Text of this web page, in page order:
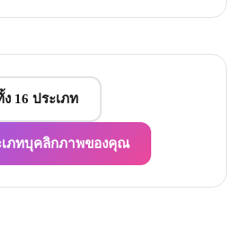
ง 16 ประเภท
ภทบุคลิกภาพของคุณ